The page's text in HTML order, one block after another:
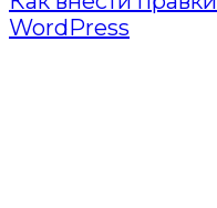
WordPress